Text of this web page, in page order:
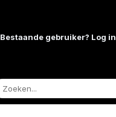
Bestaande gebruiker? Log in